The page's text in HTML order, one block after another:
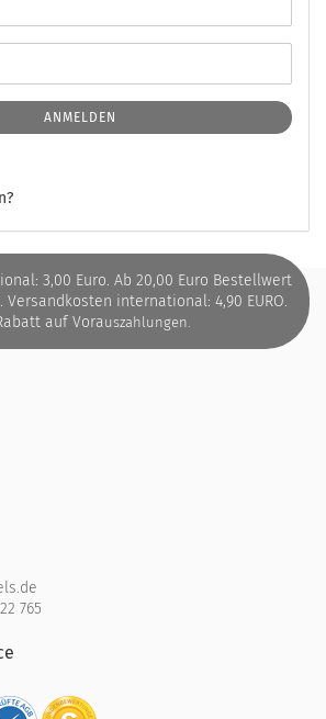
ANMELDEN
3,00 Euro. Ab 20,00 Euro Bestellwert
international: 4,90 EURO.
auf Vorauszahlungen.
765